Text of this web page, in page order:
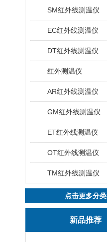
SM红外线测温仪
EC红外线测温仪
DT红外线测温仪
红外测温仪
AR红外线测温仪
GM红外线测温仪
ET红外线测温仪
OT红外线测温仪
TM红外线测温仪
点击更多分类
新品推荐